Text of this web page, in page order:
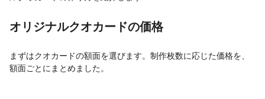
オリジナルクオカードの価格
まずはクオカードの額面を選びます。制作枚数に応じた価格を、
額面ごとにまとめました。